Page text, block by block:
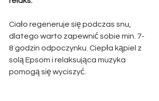
Ciało regeneruje się podczas snu,
dlatego warto zapewnić sobie min. 7-
8 godzin odpoczynku. Ciepła kąpiel z
solą Epsom i relaksująca muzyka
pomogą się wyciszyć.